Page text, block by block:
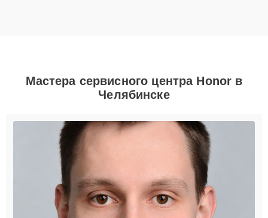
Мастера сервисного центра Honor в
Челябинске